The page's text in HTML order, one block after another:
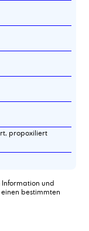
propoxiliert
und
bestimmten